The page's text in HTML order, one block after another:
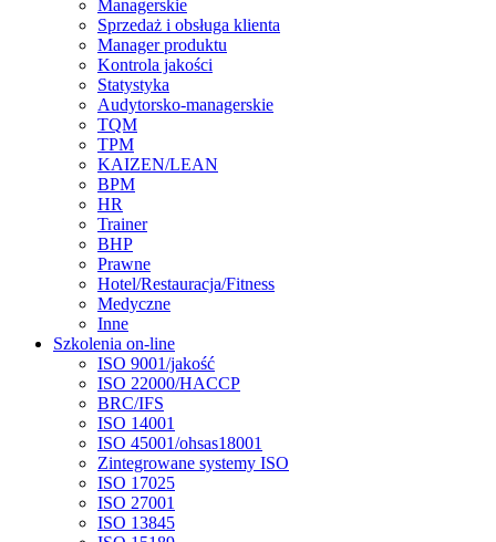
Managerskie
Sprzedaż i obsługa klienta
Manager produktu
Kontrola jakości
Statystyka
Audytorsko-managerskie
TQM
TPM
KAIZEN/LEAN
BPM
HR
Trainer
BHP
Prawne
Hotel/Restauracja/Fitness
Medyczne
Inne
Szkolenia on-line
ISO 9001/jakość
ISO 22000/HACCP
BRC/IFS
ISO 14001
ISO 45001/ohsas18001
Zintegrowane systemy ISO
ISO 17025
ISO 27001
ISO 13845